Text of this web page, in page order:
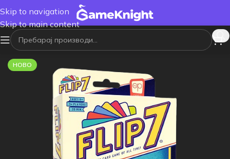
Skip to navigation
Skip to main content
НОВО